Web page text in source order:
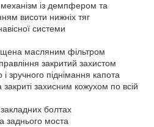
механізм із демпфером та
висоти нижніх тяг
системи
масляним фільтром
закритий захистом
зручного піднімання капота
закриті захисним кожухом по всій
закладних болтах
заднього моста